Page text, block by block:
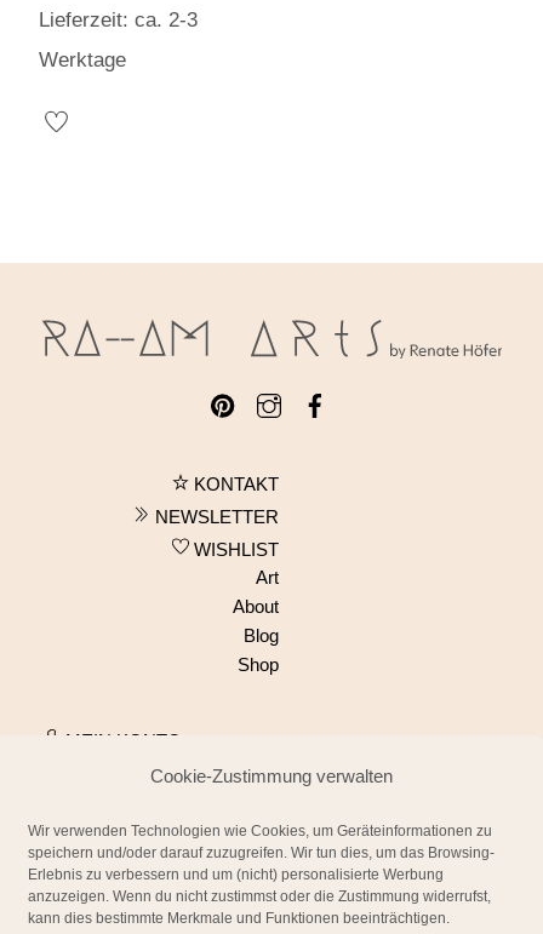
Cookie-Zustimmung verwalten
Wir verwenden Technologien wie Cookies, um Geräteinformationen zu
speichern und/oder darauf zuzugreifen. Wir tun dies, um das Browsing-
Erlebnis zu verbessern und um (nicht) personalisierte Werbung
anzuzeigen. Wenn du nicht zustimmst oder die Zustimmung widerrufst,
kann dies bestimmte Merkmale und Funktionen beeinträchtigen.
Lieferzeit: ca. 2-3
Werktage
KONTAKT
NEWSLETTER
WISHLIST
Art
About
Blog
Shop
MEIN KONTO
WARENKORB
Zahlungsweisen
Datenschutzerklärung
Allgemeine
Geschäftsbedingungen